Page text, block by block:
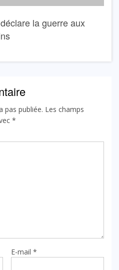
la guerre aux
pas publiée. Les champs
*
E-mail *